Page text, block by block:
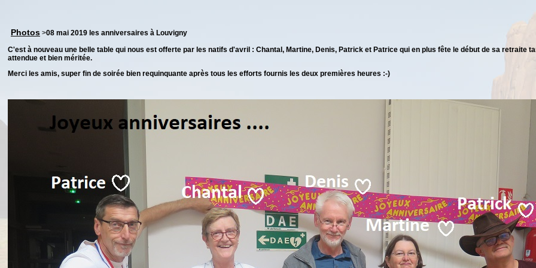
Photos >08 mai 2019 les anniversaires à Louvigny
C'est à nouveau une belle table qui nous est offerte par les natifs d'avril : Chantal, Martine, Denis, Patrick et Patrice qui en plus fête le début de sa retraite
attendue et bien méritée.
Merci les amis, super fin de soirée bien requinquante après tous les efforts fournis les deux premières heures :-)